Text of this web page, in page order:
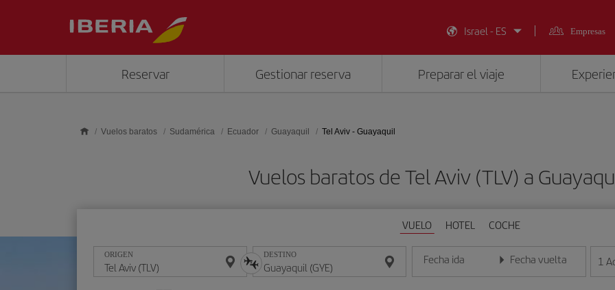
Israel - ES
Empresas
Reservar Gestionar reserva Preparar el viaje
Vuelos baratos Sudamérica Ecuador Guayaquil Tel Aviv - Guayaquil
Vuelos baratos de Tel Aviv (TLV) a
VUELO HOTEL COCHE
ORIGEN DESTINO Fecha ida
Introduce la fecha en formato día/mes/año
Fecha vuelta
Introduce la fecha en 1